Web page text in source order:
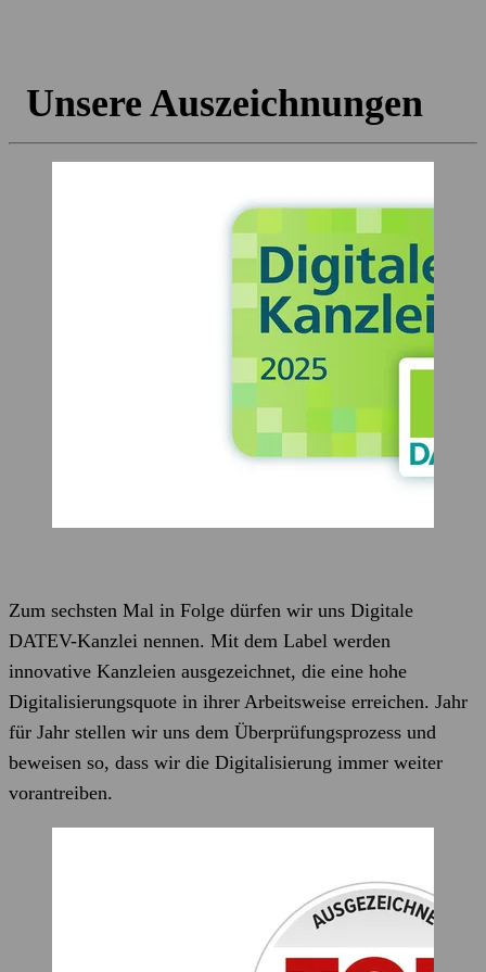
Unsere Auszeichnungen
Zum sechsten Mal in Folge dürfen wir uns Digitale
DATEV-Kanzlei nennen. Mit dem Label werden
innovative Kanzleien ausgezeichnet, die eine hohe
Digitalisierungsquote in ihrer Arbeitsweise erreichen. Jahr
für Jahr stellen wir uns dem Überprüfungsprozess und
beweisen so, dass wir die Digitalisierung immer weiter
vorantreiben.